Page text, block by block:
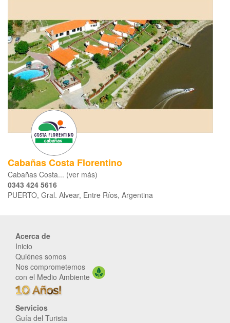
Cabañas Costa Florentino
Cabañas Costa... (ver más)
0343 424 5616
PUERTO, Gral. Alvear, Entre Ríos, Argentina
Acerca de
Inicio
Quiénes somos
Nos comprometemos
con el Medio Ambiente
Servicios
Guía del Turista